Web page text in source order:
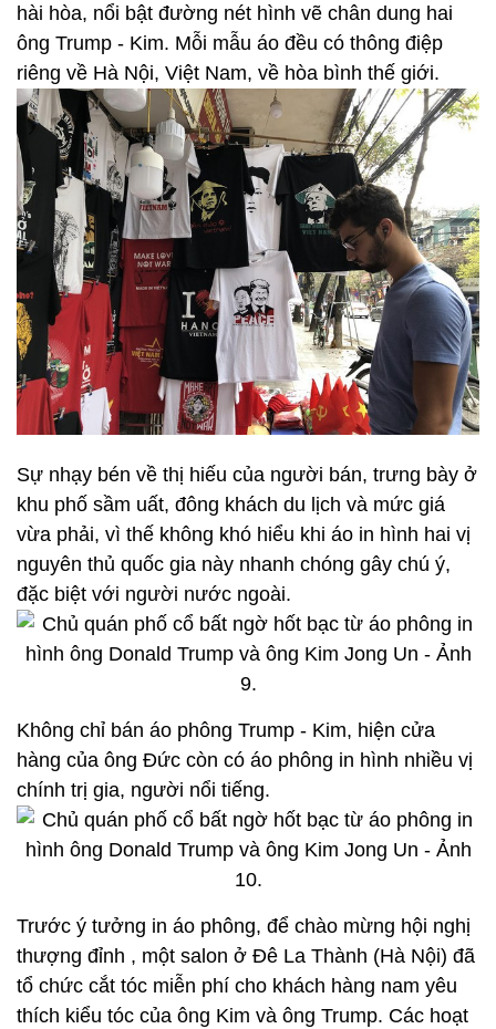
hài hòa, nổi bật đường nét hình vẽ chân dung hai
ông Trump - Kim. Mỗi mẫu áo đều có thông điệp
riêng về Hà Nội, Việt Nam, về hòa bình thế giới.
Sự nhạy bén về thị hiếu của người bán, trưng bày ở
khu phố sầm uất, đông khách du lịch và mức giá
vừa phải, vì thế không khó hiểu khi áo in hình hai vị
nguyên thủ quốc gia này nhanh chóng gây chú ý,
đặc biệt với người nước ngoài.
Không chỉ bán áo phông Trump - Kim, hiện cửa
hàng của ông Đức còn có áo phông in hình nhiều vị
chính trị gia, người nổi tiếng.
Trước ý tưởng in áo phông, để chào mừng hội nghị
thượng đỉnh , một salon ở Đê La Thành (Hà Nội) đã
tổ chức cắt tóc miễn phí cho khách hàng nam yêu
thích kiểu tóc của ông Kim và ông Trump. Các hoạt